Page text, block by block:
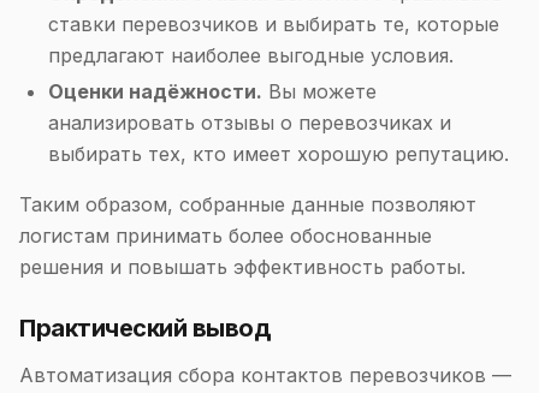
ставки перевозчиков и выбирать те, которые
предлагают наиболее выгодные условия.
Оценки надёжности. Вы можете
анализировать отзывы о перевозчиках и
выбирать тех, кто имеет хорошую репутацию.
Таким образом, собранные данные позволяют
логистам принимать более обоснованные
решения и повышать эффективность работы.
Практический вывод
Автоматизация сбора контактов перевозчиков —